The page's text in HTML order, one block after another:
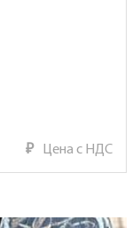
₽ Цена с НДС